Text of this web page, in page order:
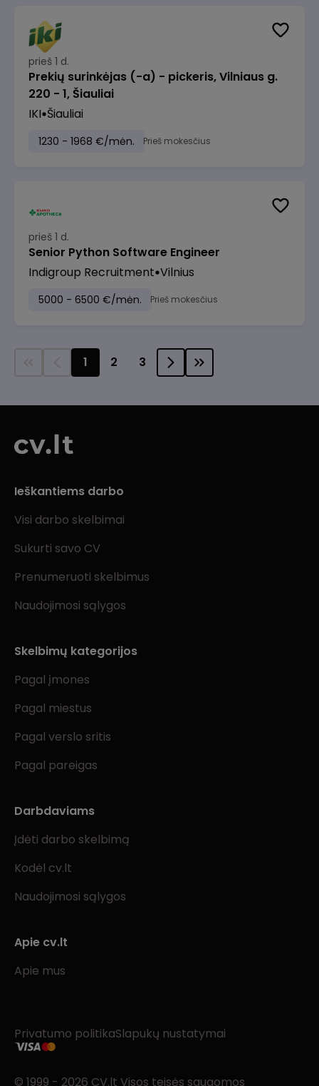
prieš 1 d.
Prekių surinkėjas (-a) - pickeris, Vilniaus g.
220 - 1, Šiauliai
IKI Šiauliai
1230 - 1968 €/mėn. Prieš mokesčius
prieš 1 d.
Senior Python Software Engineer
Indigroup Recruitment Vilnius
5000 - 6500 €/mėn. Prieš mokesčius
1 2 3
Ieškantiems darbo
Visi darbo skelbimai
Sukurti savo CV
Prenumeruoti skelbimus
Naudojimosi sąlygos
Skelbimų kategorijos
Pagal įmones
Pagal miestus
Pagal verslo sritis
Pagal pareigas
Darbdaviams
Įdėti darbo skelbimą
Kodėl cv.lt
Naudojimosi sąlygos
Apie cv.lt
Apie mus
Privatumo politikaSlapukų nustatymai
© 1999 - 2026 CV.lt Visos teisės saugomos